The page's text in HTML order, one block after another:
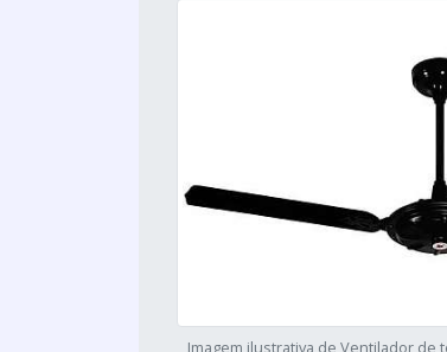
Imagem ilustrativa de Ventilador de